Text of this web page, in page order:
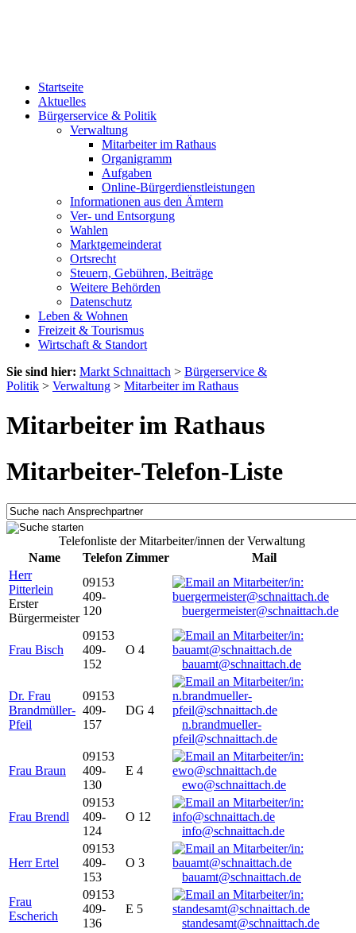
Startseite
Aktuelles
Bürgerservice & Politik
Verwaltung
Mitarbeiter im Rathaus
Organigramm
Aufgaben
Online-Bürgerdienstleistungen
Informationen aus den Ämtern
Ver- und Entsorgung
Wahlen
Marktgemeinderat
Ortsrecht
Steuern, Gebühren, Beiträge
Weitere Behörden
Datenschutz
Leben & Wohnen
Freizeit & Tourismus
Wirtschaft & Standort
Sie sind hier: Markt Schnaittach > Bürgerservice &
Politik > Verwaltung > Mitarbeiter im Rathaus
Mitarbeiter im Rathaus
Mitarbeiter-Telefon-Liste
Telefonliste der Mitarbeiter/innen der Verwaltung
Name
Telefon Zimmer
Mail
Herr
Pitterlein
Erster
Bürgermeister
09153
409-
120
buergermeister@schnaittach.de
Frau Bisch
09153
409-
152
O 4
bauamt@schnaittach.de
Dr. Frau
Brandmüller-
Pfeil
09153
409-
157
DG 4
n.brandmueller-
pfeil@schnaittach.de
Frau Braun
09153
409-
130
E 4
ewo@schnaittach.de
Frau Brendl
09153
409-
124
O 12
info@schnaittach.de
Herr Ertel
09153
409-
153
O 3
bauamt@schnaittach.de
Frau
Escherich
09153
409-
136
E 5
standesamt@schnaittach.de